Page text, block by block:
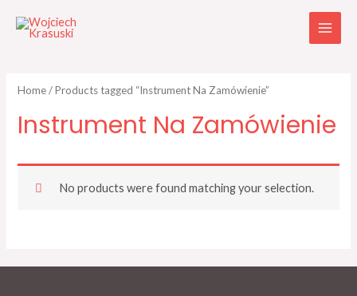
Home/ Products tagged “Instrument Na Zamówienie”
Instrument Na Zamówienie
No products were found matching your selection.